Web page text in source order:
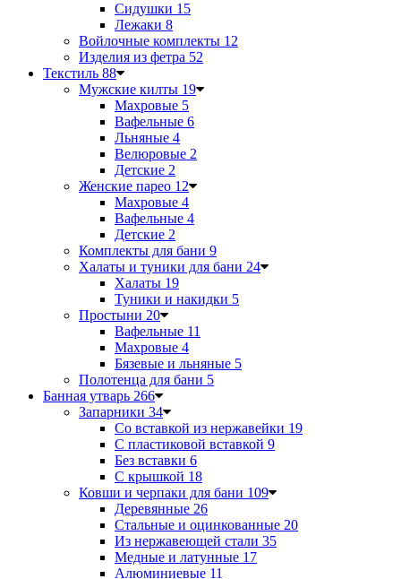
Сидушки 15
Лежаки 8
Войлочные комплекты 12
Изделия из фетра 52
Текстиль 88
Мужские килты 19
Махровые 5
Вафельные 6
Льняные 4
Велюровые 2
Детские 2
Женские парео 12
Махровые 4
Вафельные 4
Детские 2
Комплекты для бани 9
Халаты и туники для бани 24
Халаты 19
Туники и накидки 5
Простыни 20
Вафельные 11
Махровые 4
Бязевые и льняные 5
Полотенца для бани 5
Банная утварь 266
Запарники 34
Со вставкой из нержавейки 19
С пластиковой вставкой 9
Без вставки 6
С крышкой 18
Ковши и черпаки для бани 109
Деревянные 26
Стальные и оцинкованные 20
Из нержавеющей стали 35
Медные и латунные 17
Алюминиевые 11